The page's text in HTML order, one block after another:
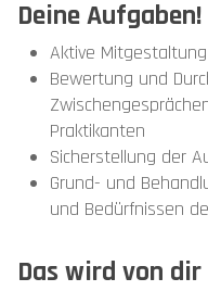
Deine Aufgaben!
Aktive
Bewertung und
Praktikanten
Sicherstellung der
Grund- und
und Bedürfnissen
Das wird von